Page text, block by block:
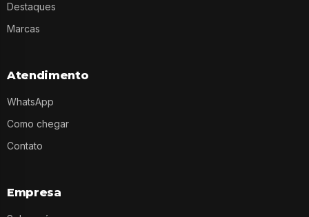
Destaques
Marcas
Atendimento
WhatsApp
Como chegar
Contato
Empresa